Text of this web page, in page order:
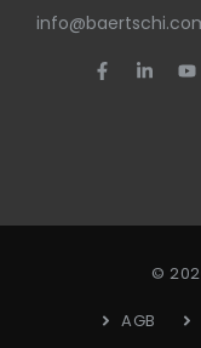
©
AGB